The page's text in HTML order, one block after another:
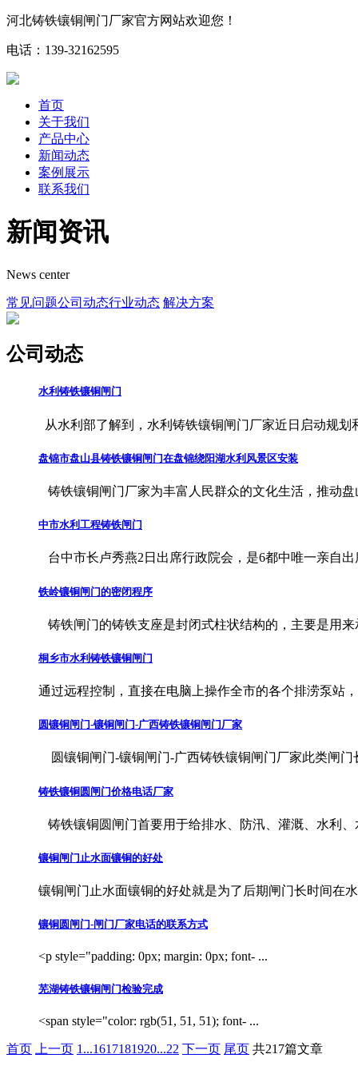
河北铸铁镶铜闸门厂家官方网站欢迎您！
电话：139-32162595
首页
关于我们
产品中心
新闻动态
案例展示
联系我们
新闻资讯
News center
常见问题公司动态行业动态 解决方案
公司动态
水利铸铁镶铜闸门
从水利部了解到，水利铸铁镶铜闸门厂家近日启动规
盘锦市盘山县铸铁镶铜闸门在盘锦绕阳湖水利风景区安装
铸铁镶铜闸门厂家为丰富人民群众的文化生活，推动
中市水利工程铸铁闸门
台中市长卢秀燕2日出席行政院会，是6都中唯一亲自
铁岭镶铜闸门的密闭程序
铸铁闸门的铸铁支座是封闭式柱状结构的，主要是用
桐乡市水利铸铁镶铜闸门
通过远程控制，直接在电脑上操作全市的各个排涝泵站
圆镶铜闸门-镶铜闸门-广西铸铁镶铜闸门厂家
圆镶铜闸门-镶铜闸门-广西铸铁镶铜闸门厂家此类闸门
铸铁镶铜圆闸门价格电话厂家
铸铁镶铜圆闸门首要用于给排水、防汛、灌溉、水利
镶铜闸门止水面镶铜的好处
镶铜闸门止水面镶铜的好处就是为了后期闸门长时间在
镶铜圆闸门-闸门厂家电话的联系方式
<p style="padding: 0px; margin: 0px; font- ...
芜湖铸铁镶铜闸门检验完成
<span style="color: rgb(51, 51, 51); font- ...
首页 上一页 1 ...1617181920...22 下一页 尾页 共217篇文章